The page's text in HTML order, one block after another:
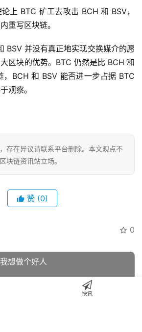
上 BTC 矿工去攻击 BCH 和 BSV，
BSV 并没有真正地实现交换媒介的愿
区块的优势。BTC 仍然是比 BCH 和
BCH 和 BSV 能否进一步占据 BTC
存在异议请联系平台删除。本文观点不
赞(0)
2019年7月30日 下午4:40
快讯